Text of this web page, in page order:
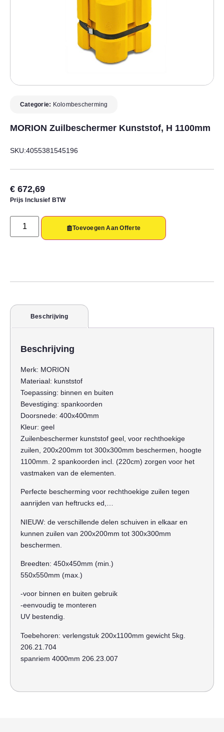
Categorie: Kolombescherming
MORION Zuilbeschermer Kunststof, H 1100mm
SKU:4055381545196
€ 672,69
Prijs Inclusief BTW
Toevoegen Aan Offerte
Beschrijving
Beschrijving
Merk: MORION
Materiaal: kunststof
Toepassing: binnen en buiten
Bevestiging: spankoorden
Doorsnede: 400x400mm
Kleur: geel
Zuilenbeschermer kunststof geel, voor rechthoekige
zuilen, 200x200mm tot 300x300mm beschermen, hoogte
1100mm. 2 spankoorden incl. (220cm) zorgen voor het
vastmaken van de elementen.
Perfecte bescherming voor rechthoekige zuilen tegen
aanrijden van heftrucks ed,…
NIEUW: de verschillende delen schuiven in elkaar en
kunnen zuilen van 200x200mm tot 300x300mm
beschermen.
Breedten: 450x450mm (min.)
550x550mm (max.)
-voor binnen en buiten gebruik
-eenvoudig te monteren
UV bestendig.
Toebehoren: verlengstuk 200x1100mm gewicht 5kg.
206.21.704
spanriem 4000mm 206.23.007